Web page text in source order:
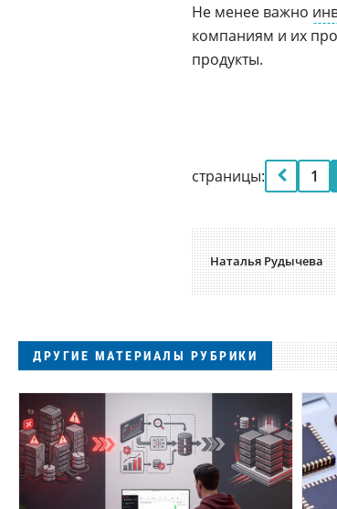
Не менее важно
компаниям и их
продукты.
страницы: 1
Наталья Рудычева
ДРУГИЕ МАТЕРИАЛЫ РУБРИКИ